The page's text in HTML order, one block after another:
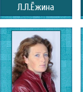
Л.Л.Ёжина